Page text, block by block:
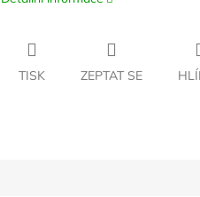
TISK ZEPTAT SE